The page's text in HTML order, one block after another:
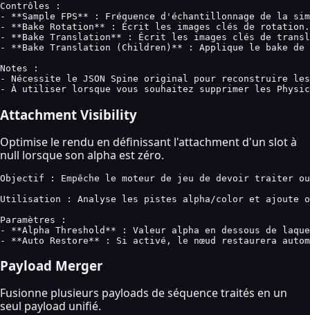
Contrôles :
- **Sample FPS** : Fréquence d'échantillonnage de la
- **Bake Rotation** : Écrit les images clés de rotation.
- **Bake Translation** : Écrit les images clés de
- **Bake Translation (Children)** : Applique le bake de
Notes :
- Nécessite le JSON Spine original pour reconstruire
- À utiliser lorsque vous souhaitez supprimer les
Attachment Visibility
Optimise le rendu en définissant l'attachment d'un slot à
null lorsque son alpha est zéro.
Objectif : Empêche le moteur de jeu de devoir traiter
Utilisation : Analyse les pistes alpha/color et ajoute
Paramètres :
- **Alpha Threshold** : Valeur alpha en dessous de
- **Auto Restore** : Si activé, le nœud restaurera
Payload Merger
Fusionne plusieurs payloads de séquence traités en un
seul payload unifié.